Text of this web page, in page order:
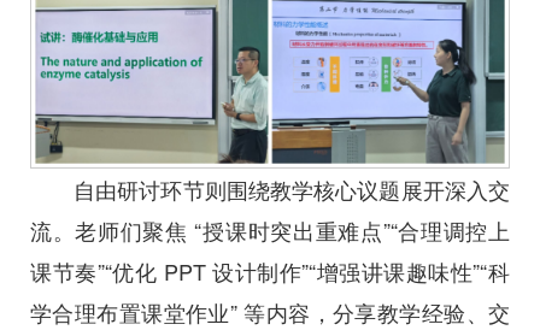
自由研讨环节则围绕教学核心议题展开深入交
流。老师们聚焦 “授课时突出重难点”“合理调控上
课节奏”“优化 PPT 设计制作”“增强讲课趣味性”“科
学合理布置课堂作业” 等内容，分享教学经验、交